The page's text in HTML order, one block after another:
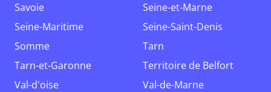
Savoie
Seine-et-Marne
Seine-Maritime
Seine-Saint-Denis
Somme
Tarn
Tarn-et-Garonne
Territoire de Belfort
Val-d'oise
Val-de-Marne